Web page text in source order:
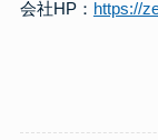
会社HP： https://